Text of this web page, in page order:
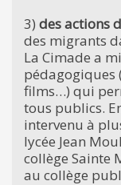
3) des actions
des migrants
La Cimade a
pédagogiques
films…) qui
tous publics.
intervenu à
lycée Jean
collège Sainte
au collège